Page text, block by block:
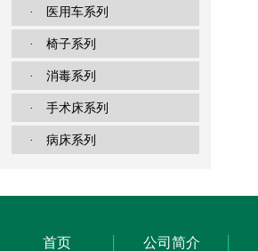
· 医用车系列
· 椅子系列
· 消毒系列
· 手术床系列
· 病床系列
首页 公司简介